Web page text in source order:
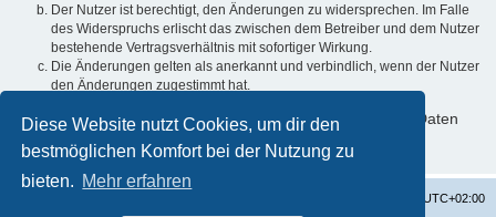
Diese Website nutzt Cookies, um dir den
bestmöglichen Komfort bei der Nutzung zu
bieten. Mehr erfahren
Der Nutzer ist berechtigt, den Änderungen zu widersprechen. Im Falle
des Widerspruchs erlischt das zwischen dem Betreiber und dem Nutzer
bestehende Vertragsverhältnis mit sofortiger Wirkung.
Die Änderungen gelten als anerkannt und verbindlich, wenn der Nutzer
den Änderungen zugestimmt hat.
Informationen über den Umgang mit deinen persönlichen Daten
sind in der Datenschutzerklärung enthalten.
UTC+02:00